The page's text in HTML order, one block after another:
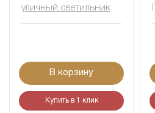
уличный светильник
В корзину
Купить в 1 клик